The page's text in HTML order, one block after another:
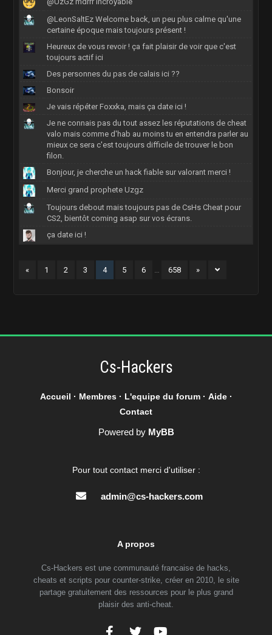
@LeonSaltEz Welcome back, un peu plus calme qu'une
certaine époque mais toujours présent !
Heureux de vous revoir ! ça fait plaisir de voir que c'est
toujours actif ici
Des personnes du pas de calais ici ??
Bonsoir
Je vais répéter Foxxka, mais ça date ici !
Je ne connais pas du tout assez les réputations de cheat
valo mais comme d'hab au moins tu en entendra parler au
mieux ce sera c'est toujours difficile de trouver le bon
filon.
Bonjour, je cherche un hack fiable sur valorant merci !
Merci grand prophete Uzgz
Toujours debout mais toujours pas de CsHs Cheat pour
CS2, bientôt coming asap sur vos écrans.
ça date ici !
« 1 2 3 4 5 6 … 658 »
Cs-Hackers
Accueil · Membres· L'equipe du forum· Aide·
Contact
Powered by MyBB
Pour tout contact merci d'utiliser :
admin@cs-hackers.com
A propos
Cs-Hackers est une communauté francaise de hacks,
cheats et scripts pour counter-strike, créer en 2010, le site
partage gratuitement des ressources pour le plus grand
plaisir des anti-cheat.